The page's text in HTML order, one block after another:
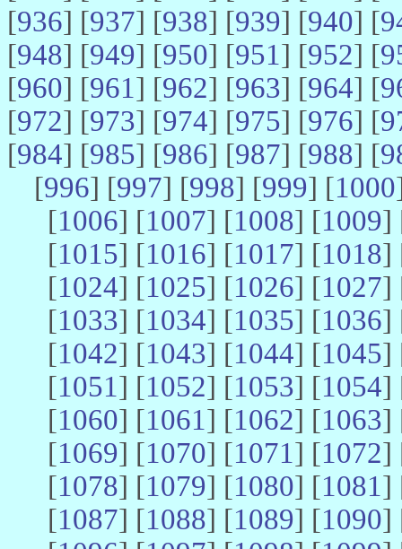
[936] [937] [938] [939] [940] [
[948] [949] [950] [951] [952] [
[960] [961] [962] [963] [964] [
[972] [973] [974] [975] [976] [
[984] [985] [986] [987] [988] [
[996] [997] [998] [999] [1000
[1006] [1007] [1008] [1009]
[1015] [1016] [1017] [1018]
[1024] [1025] [1026] [1027]
[1033] [1034] [1035] [1036]
[1042] [1043] [1044] [1045]
[1051] [1052] [1053] [1054]
[1060] [1061] [1062] [1063]
[1069] [1070] [1071] [1072]
[1078] [1079] [1080] [1081]
[1087] [1088] [1089] [1090]